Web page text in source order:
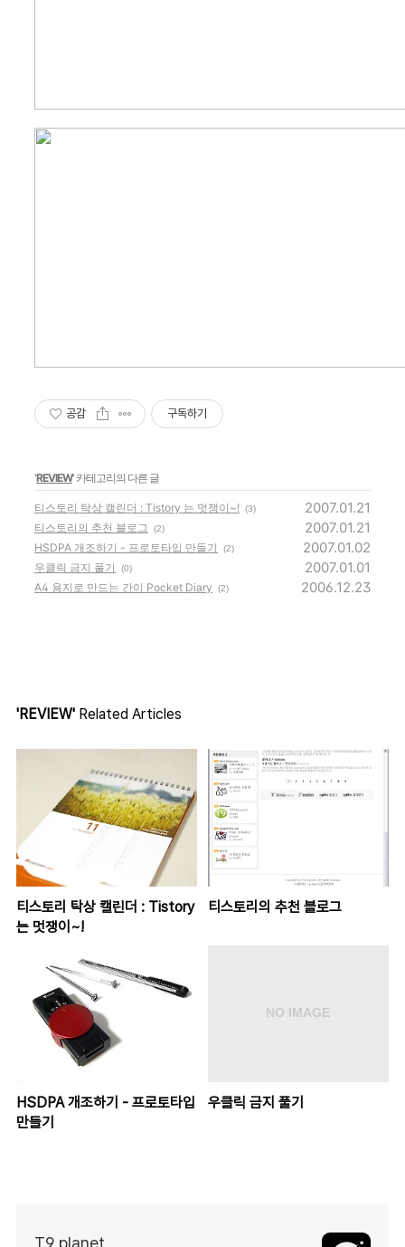
공감 구독하기
'REVIEW' 카테고리의 다른 글
티스토리 탁상 캘린더 : Tistory 는 멋쟁이~! (3) 2007.01.21
티스토리의 추천 블로그 (2) 2007.01.21
HSDPA 개조하기 - 프로토타입 만들기 (2) 2007.01.02
우클릭 금지 풀기 (0) 2007.01.01
A4 용지로 만드는 간이 Pocket Diary (2) 2006.12.23
'REVIEW' Related Articles
티스토리 탁상 캘린더 : Tistory
는 멋쟁이~!
티스토리의 추천 블로그
HSDPA 개조하기 - 프로토타입
만들기
우클릭 금지 풀기